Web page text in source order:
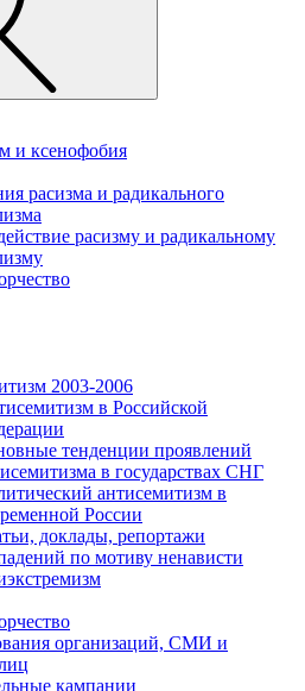
и ксенофобия
расизма и радикального
расизму и радикальному
2003-2006
в Российской
тенденции проявлений
в государствах СНГ
антисемитизм в
России
доклады, репортажи
по мотиву ненависти
организаций, СМИ и
кампании